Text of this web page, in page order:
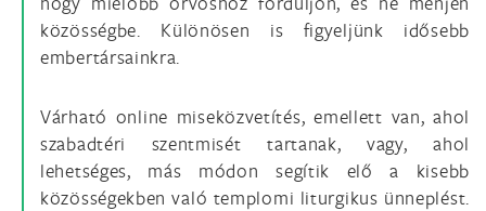
közösségbe. Különösen is figyeljünk idősebb
embertársainkra.
Várható online miseközvetítés, emellett van, ahol
szabadtéri szentmisét tartanak, vagy, ahol
lehetséges, más módon segítik elő a kisebb
közösségekben való templomi liturgikus ünneplést.